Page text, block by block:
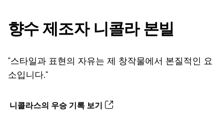
향수 제조자 니콜라 본빌
"스타일과 표현의 자유는 제 창작물에서 본질적인 요
소입니다."
니콜라스의 우승 기록 보기